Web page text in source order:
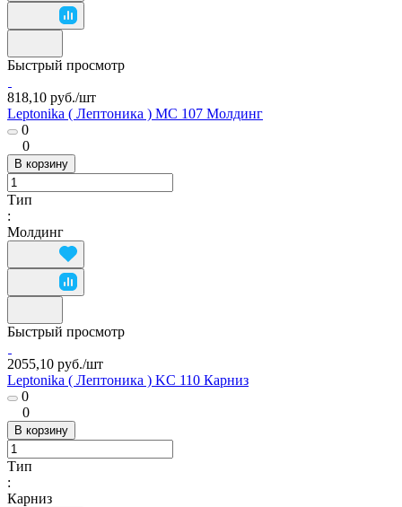
Быстрый просмотр
818,10 руб./шт
Leptonika ( Лептоника ) MC 107 Молдинг
0
0
В корзину
Тип
:
Молдинг
Быстрый просмотр
2055,10 руб./шт
Leptonika ( Лептоника ) KC 110 Карниз
0
0
В корзину
Тип
:
Карниз